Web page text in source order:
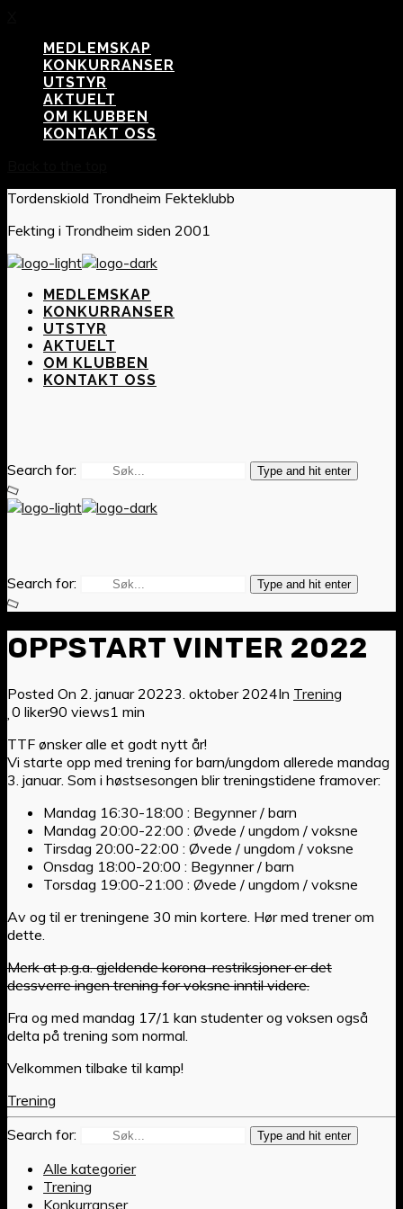
MEDLEMSKAP
KONKURRANSER
UTSTYR
AKTUELT
OM KLUBBEN
KONTAKT OSS
Tordenskiold Trondheim Fekteklubb
Fekting i Trondheim siden 2001
MEDLEMSKAP
KONKURRANSER
UTSTYR
AKTUELT
OM KLUBBEN
KONTAKT OSS
Search for: Type and hit enter
Search for: Type and hit enter
OPPSTART VINTER 2022
Posted On 2. januar 20223. oktober 2024In Trening
0 liker90 views1 min
TTF ønsker alle et godt nytt år!
Vi starte opp med trening for barn/ungdom allerede mandag
3. januar. Som i høstsesongen blir treningstidene framover:
Mandag 16:30-18:00 : Begynner / barn
Mandag 20:00-22:00 : Øvede / ungdom / voksne
Tirsdag 20:00-22:00 : Øvede / ungdom / voksne
Onsdag 18:00-20:00 : Begynner / barn
Torsdag 19:00-21:00 : Øvede / ungdom / voksne
Av og til er treningene 30 min kortere. Hør med trener om
dette.
Merk at p.g.a. gjeldende korona-restriksjoner er det
dessverre ingen trening for voksne inntil videre.
Fra og med mandag 17/1 kan studenter og voksen også
delta på trening som normal.
Velkommen tilbake til kamp!
Trening
Search for:
Type and hit enter
Alle kategorier
Trening
Konkurranser